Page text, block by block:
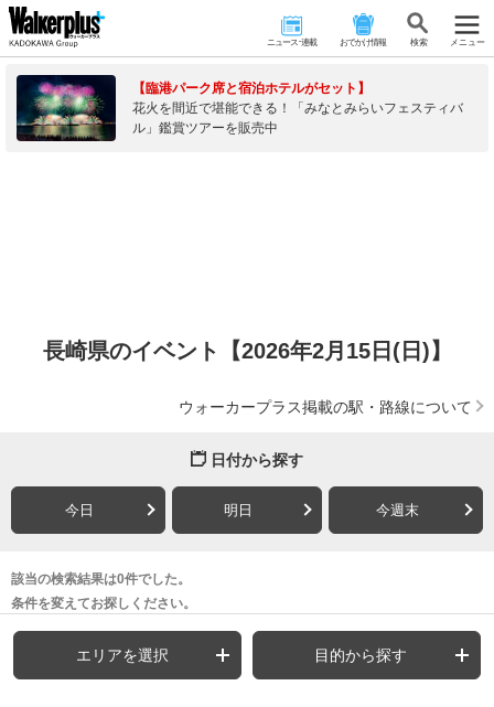
ニュース･連載 おでかけ情報 検 索 メニュー
【臨港パーク席と宿泊ホテルがセット】
花火を間近で堪能できる！「みなとみらいフェスティバ
ル」鑑賞ツアーを販売中
長崎県のイベント【2026年2月15日(日)】
ウォーカープラス掲載の駅・路線について
日付から探す
今日 明日 今週末
該当の検索結果は0件でした。
条件を変えてお探しください。
エリアを選択 目的から探す